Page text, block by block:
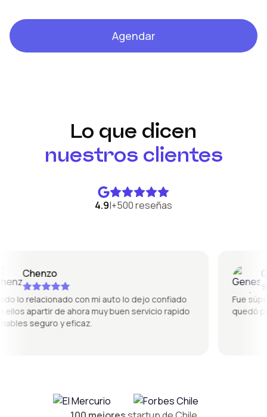
Agendar
Lo que dicen
nuestros clientes
4.9|+500 reseñas
Chenzo
relacionado con mi auto lo dejo confiado
apartir de ahora muy buen servicio rapido
seguro y eficaz.
Fue súper
quedó